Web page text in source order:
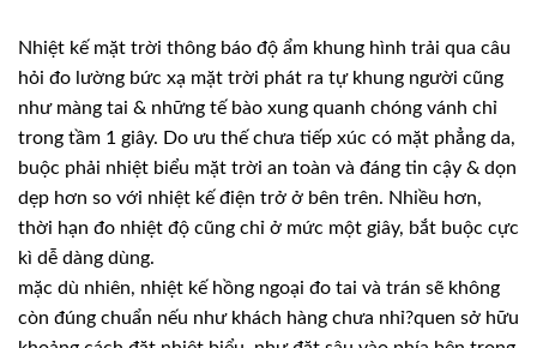
Nhiệt kế mặt trời thông báo độ ẩm khung hình trải qua câu
hỏi đo lường bức xạ mặt trời phát ra tự khung người cũng
như màng tai & những tế bào xung quanh chóng vánh chỉ
trong tầm 1 giây. Do ưu thế chưa tiếp xúc có mặt phẳng da,
buộc phải nhiệt biểu mặt trời an toàn và đáng tin cậy & dọn
dẹp hơn so với nhiệt kế điện trở ở bên trên. Nhiều hơn,
thời hạn đo nhiệt độ cũng chỉ ở mức một giây, bắt buộc cực
kì dễ dàng dùng.
mặc dù nhiên, nhiệt kế hồng ngoại đo tai và trán sẽ không
còn đúng chuẩn nếu như khách hàng chưa nhỉ?quen sở hữu